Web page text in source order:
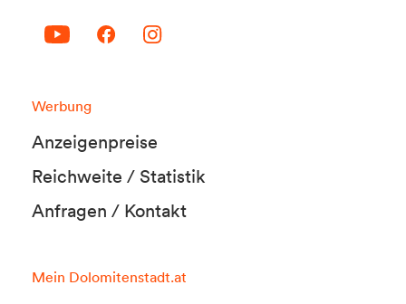
Werbung
Anzeigenpreise
Reichweite / Statistik
Anfragen / Kontakt
Mein Dolomitenstadt.at